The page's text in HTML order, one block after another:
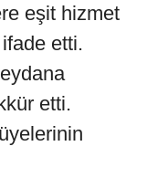
eşit hizmet
etti.
etti.